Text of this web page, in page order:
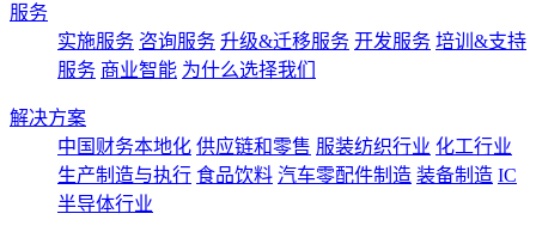
服务
实施服务 咨询服务 升级&迁移服务 开发服务 培训&支持
服务 商业智能 为什么选择我们
解决方案
中国财务本地化 供应链和零售 服装纺织行业 化工行业
生产制造与执行 食品饮料 汽车零配件制造 装备制造 IC
半导体行业